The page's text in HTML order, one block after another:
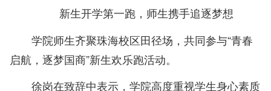
新生开学第一跑，师生携手追逐梦想
学院师生齐聚珠海校区田径场，共同参与“青春
启航，逐梦国商”新生欢乐跑活动。
徐岗在致辞中表示，学院高度重视学生身心素质